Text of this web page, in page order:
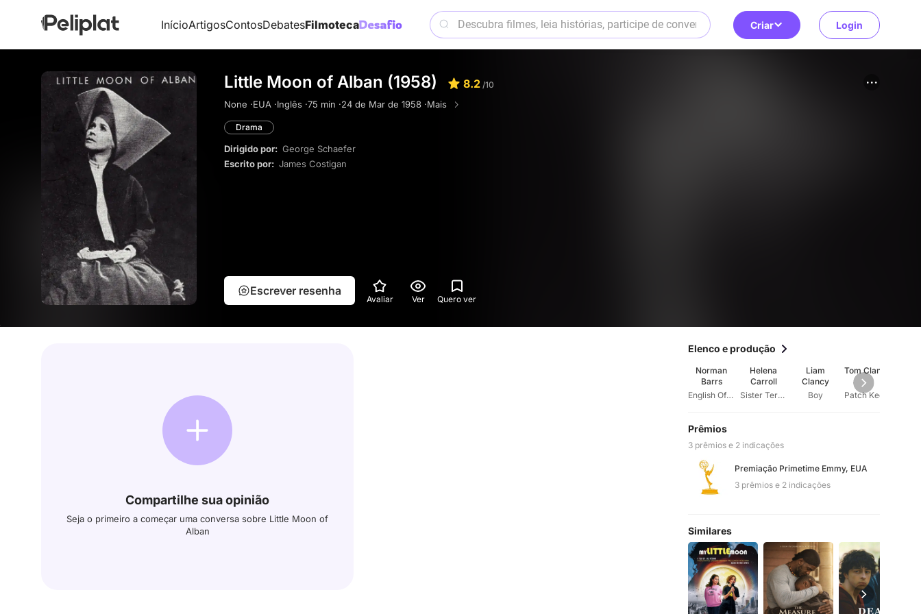
InícioArtigosContosDebatesFilmoteca Criar Login
Little Moon of Alban (1958) 8.2 /10
None ·EUA ·Inglês ·75 min ·24 de Mar de 1958 ·Mais
Drama
Dirigido por: George Schaefer
Escrito por: James Costigan
Escrever resenha
Avaliar Ver Quero ver
Compartilhe sua opinião
Seja o primeiro a começar uma conversa sobre Little Moon of
Alban
Elenco e produção
Norman
Barrs
English Officer
Helena
Carroll
Sister Teresa
Liam
Clancy
Boy
Tom Clancy
Prêmios
3 prêmios e 2 indicações
Premiação Primetime Emmy, EUA
3 prêmios e 2 indicações
Similares